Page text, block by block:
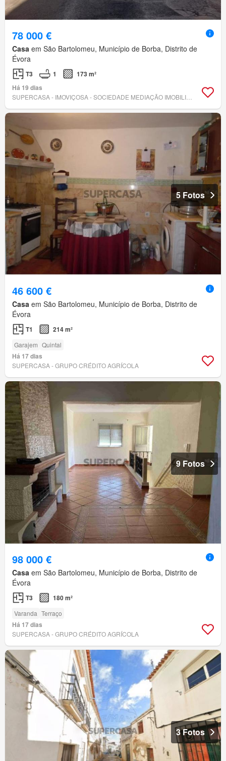
78 000 €
Casa em São Bartolomeu, Município de Borba, Distrito de
Évora
T3 1
173 m²
Há 19 dias
5 Fotos
46 600 €
Casa em São Bartolomeu, Município de Borba, Distrito de
Évora
T1 214 m²
Garajem Quintal
Há 17 dias
SUPERCASA - GRUPO CRÉDITO AGRÍCOLA
9 Fotos
98 000 €
Casa em São Bartolomeu, Município de Borba, Distrito de
Évora
T3 180 m²
Varanda Terraço
Há 17 dias
SUPERCASA - GRUPO CRÉDITO AGRÍCOLA
3 Fotos